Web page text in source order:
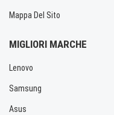
Mappa Del Sito
MIGLIORI MARCHE
Lenovo
Samsung
Asus